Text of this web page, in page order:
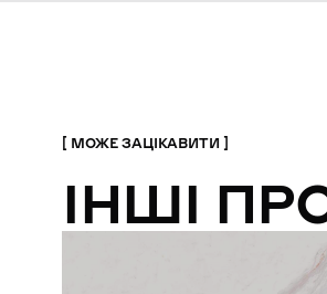
МОЖЕ ЗАЦІКАВИТИ
ІНШІ